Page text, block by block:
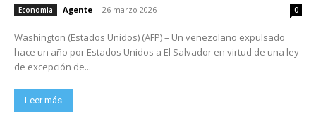
Economia Agente - 26 marzo 2026 0
Washington (Estados Unidos) (AFP) – Un venezolano expulsado
hace un año por Estados Unidos a El Salvador en virtud de una ley
de excepción de...
Leer más